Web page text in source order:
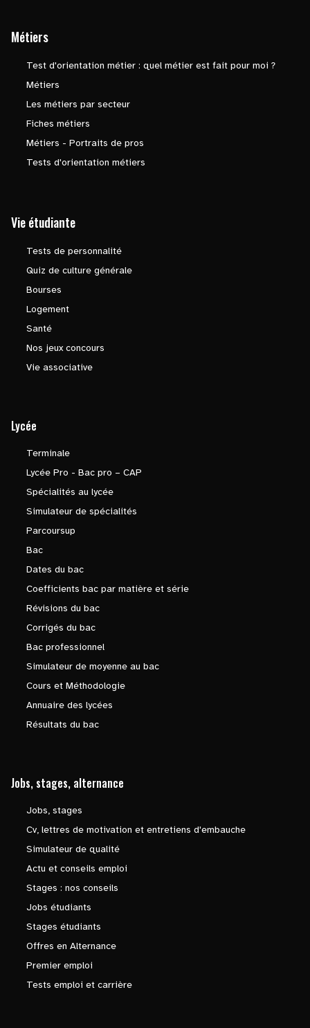
Métiers
Test d'orientation métier : quel métier est fait pour moi ?
Métiers
Les métiers par secteur
Fiches métiers
Métiers - Portraits de pros
Tests d'orientation métiers
Vie étudiante
Tests de personnalité
Quiz de culture générale
Bourses
Logement
Santé
Nos jeux concours
Vie associative
Lycée
Terminale
Lycée Pro - Bac pro – CAP
Spécialités au lycée
Simulateur de spécialités
Parcoursup
Bac
Dates du bac
Coefficients bac par matière et série
Révisions du bac
Corrigés du bac
Bac professionnel
Simulateur de moyenne au bac
Cours et Méthodologie
Annuaire des lycées
Résultats du bac
Jobs, stages, alternance
Jobs, stages
Cv, lettres de motivation et entretiens d'embauche
Simulateur de qualité
Actu et conseils emploi
Stages : nos conseils
Jobs étudiants
Stages étudiants
Offres en Alternance
Premier emploi
Tests emploi et carrière